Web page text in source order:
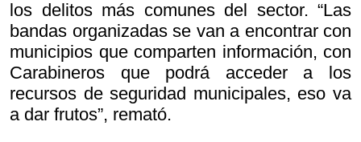
los delitos más comunes del sector. “Las
bandas organizadas se van a encontrar con
municipios que comparten información, con
Carabineros que podrá acceder a los
recursos de seguridad municipales, eso va
a dar frutos”, remató.